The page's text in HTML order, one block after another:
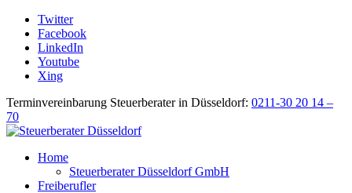
Twitter
Facebook
LinkedIn
Youtube
Xing
Terminvereinbarung Steuerberater in Düsseldorf: 0211-30 20 14 –
70
Home
Steuerberater Düsseldorf GmbH
Freiberufler